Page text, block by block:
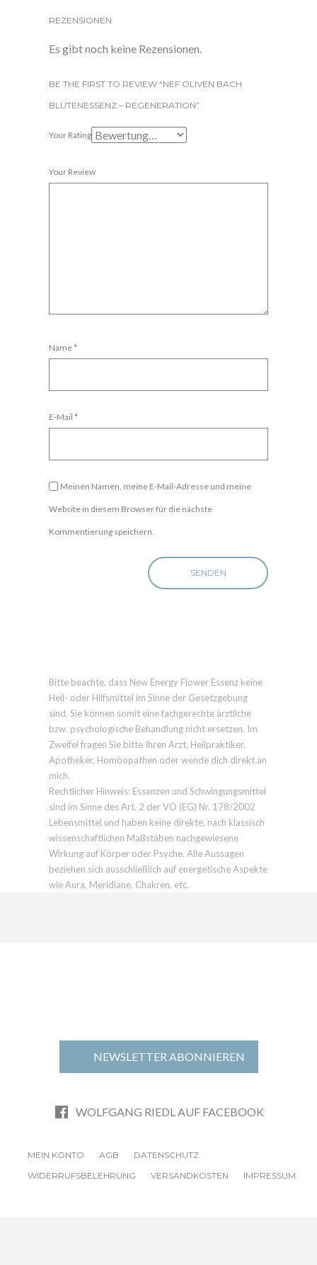
REZENSIONEN
Es gibt noch keine Rezensionen.
BE THE FIRST TO REVIEW “NEF OLIVEN BACH
BLÜTENESSENZ – REGENERATION”
Your Rating
Your Review
Name*
E-Mail *
Meinen Namen, meine E-Mail-Adresse und meine
Website in diesem Browser für die nächste
Kommentierung speichern.
Bitte beachte, dass New Energy Flower Essenz keine
Heil- oder Hilfsmittel im Sinne der Gesetzgebung
sind. Sie können somit eine fachgerechte ärztliche
bzw. psychologische Behandlung nicht ersetzen. Im
Zweifel fragen Sie bitte Ihren Arzt, Heilpraktiker,
Apotheker, Homöopathen oder wende dich direkt an
mich.
Rechtlicher Hinweis: Essenzen und Schwingungsmittel
sind im Sinne des Art. 2 der VO (EG) Nr. 178/2002
Lebensmittel und haben keine direkte, nach klassisch
wissenschaftlichen Maßstäben nachgewiesene
Wirkung auf Körper oder Psyche. Alle Aussagen
beziehen sich ausschließlich auf energetische Aspekte
wie Aura, Meridiane, Chakren, etc.
NEWSLETTER ABONNIEREN
WOLFGANG RIEDL AUF FACEBOOK
MEIN KONTO AGB
DATENSCHUTZ
WIDERRUFSBELEHRUNG
VERSANDKOSTEN IMPRESSUM